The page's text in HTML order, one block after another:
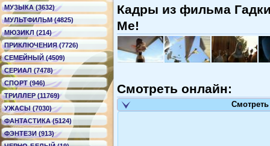
МУЗЫКА (3632)
МУЛЬТФИЛЬМ (4825)
МЮЗИКЛ (214)
ПРИКЛЮЧЕНИЯ (7726)
СЕМЕЙНЫЙ (4509)
СЕРИАЛ (7478)
СПОРТ (946)
ТРИЛЛЕР (11769)
УЖАСЫ (7030)
ФАНТАСТИКА (5124)
ФЭНТЕЗИ (913)
Кадры из фильма
Me!
Смотреть онлайн: